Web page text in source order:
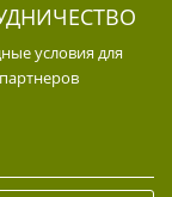
условия для
партнеров